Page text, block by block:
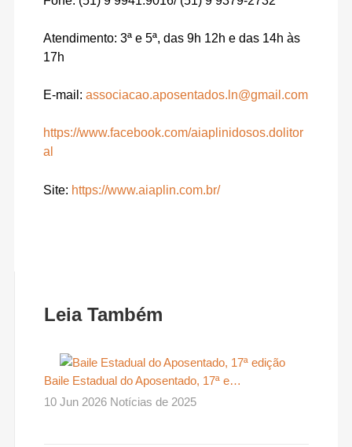
Atendimento: 3ª e 5ª, das 9h 12h e das 14h às
17h
E-mail: associacao.aposentados.ln@gmail.com
https://www.facebook.com/aiaplinidosos.dolitor
al
Site: https://www.aiaplin.com.br/
Leia Também
Baile Estadual do Aposentado, 17ª e…
10 Jun 2026 Notícias de 2025